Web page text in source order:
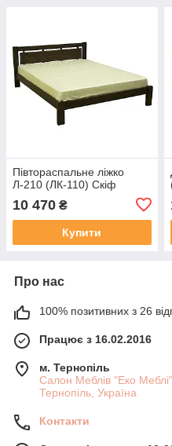
Півтораспальне ліжко
Л-210 (ЛК-110) Скіф
10 470 ₴
Купити
Про нас
100% позитивних з 26
Працює з 16.02.2016
м. Тернопіль
Салон Меблів "Еко
Тернопіль, Україна
Контакти